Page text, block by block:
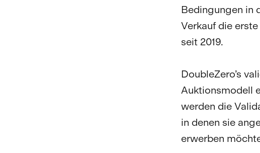
Bedingungen in
Verkauf die
seit 2019.
DoubleZero’s
Auktionsmodell
werden die
in denen sie
erwerben